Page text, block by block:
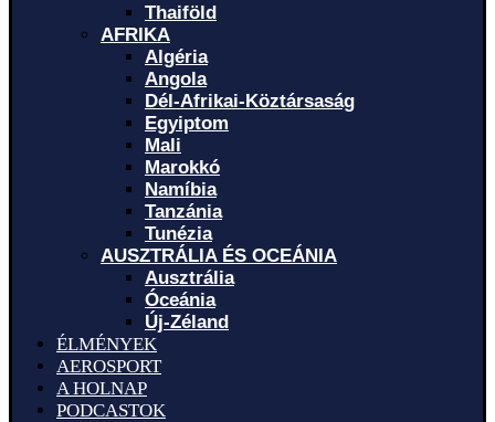
Thaiföld
AFRIKA
Algéria
Angola
Dél-Afrikai-Köztársaság
Egyiptom
Mali
Marokkó
Namíbia
Tanzánia
Tunézia
AUSZTRÁLIA ÉS OCEÁNIA
Ausztrália
Óceánia
Új-Zéland
ÉLMÉNYEK
AEROSPORT
A HOLNAP
PODCASTOK